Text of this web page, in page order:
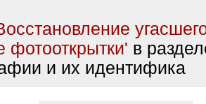
фотооткрытки' в
и их идентифика